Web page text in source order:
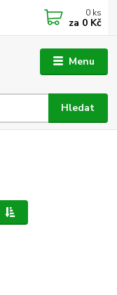
Menu
Hledat
0 ks
za 0 Kč